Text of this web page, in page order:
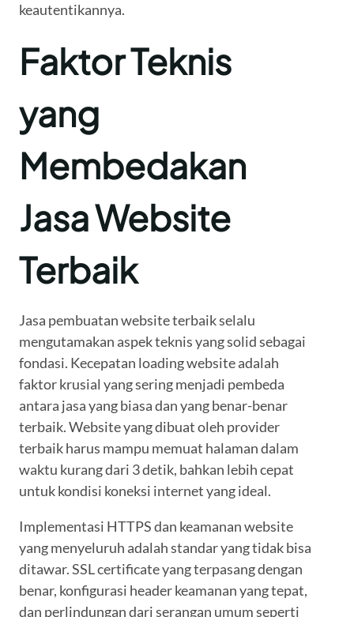
keautentikannya.
Faktor Teknis
yang
Membedakan
Jasa Website
Terbaik
Jasa pembuatan website terbaik selalu
mengutamakan aspek teknis yang solid sebagai
fondasi. Kecepatan loading website adalah
faktor krusial yang sering menjadi pembeda
antara jasa yang biasa dan yang benar-benar
terbaik. Website yang dibuat oleh provider
terbaik harus mampu memuat halaman dalam
waktu kurang dari 3 detik, bahkan lebih cepat
untuk kondisi koneksi internet yang ideal.
Implementasi HTTPS dan keamanan website
yang menyeluruh adalah standar yang tidak bisa
ditawar. SSL certificate yang terpasang dengan
benar, konfigurasi header keamanan yang tepat,
dan perlindungan dari serangan umum seperti